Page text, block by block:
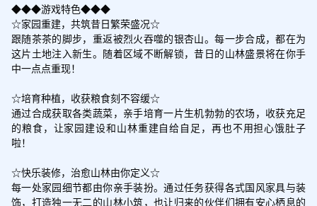
◆◆◆游戏特色◆◆◆
☆家园重建，共筑昔日繁荣盛况☆
跟随茶茶的脚步，重返被烈火吞噬的银杏山。每一步合成，都在为
这片土地注入新生。随着区域不断解锁，昔日的山林盛景将在你手
中一点点重现！
☆培育种植，收获粮食刻不容缓☆
通过合成获取各类蔬菜，亲手培育一片生机勃勃的农场，收获充足
的粮食，让家园建设和山林重建自给自足，再也不用担心饿肚子
啦！
☆快乐装修，治愈山林由你定义☆
每一处家园细节都由你亲手装扮。通过任务获得各式国风家具与装
饰，打造独一无二的山林小筑，也让归来的伙伴们拥有安心栖息的